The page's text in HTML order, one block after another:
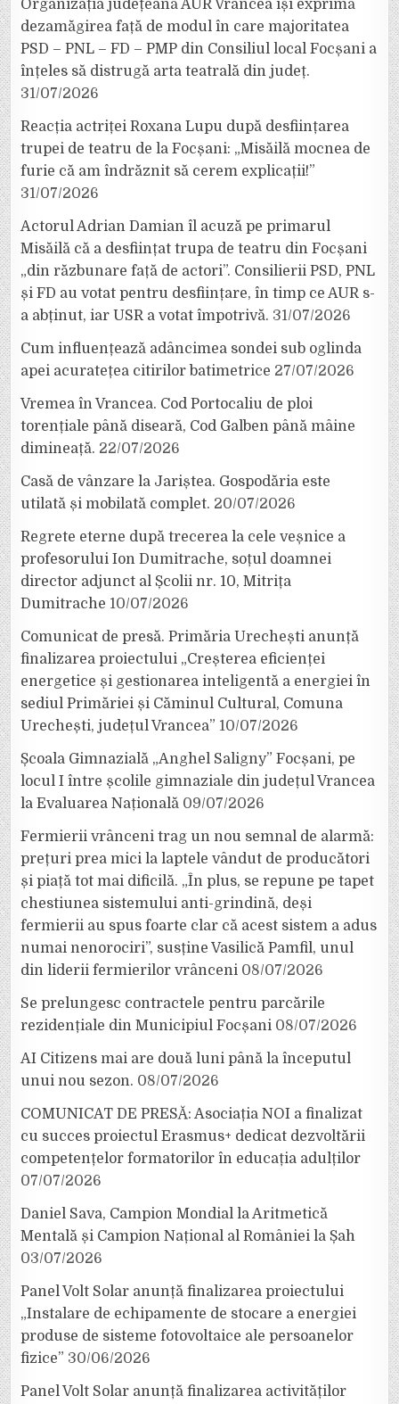
Organizația județeană AUR Vrancea își exprimă
dezamăgirea față de modul în care majoritatea
PSD – PNL – FD – PMP din Consiliul local Focșani a
înțeles să distrugă arta teatrală din județ.
31/07/2026
Reacția actriței Roxana Lupu după desființarea
trupei de teatru de la Focșani: „Misăilă mocnea de
furie că am îndrăznit să cerem explicații!”
31/07/2026
Actorul Adrian Damian îl acuză pe primarul
Misăilă că a desființat trupa de teatru din Focșani
„din răzbunare față de actori”. Consilierii PSD, PNL
și FD au votat pentru desființare, în timp ce AUR s-
a abținut, iar USR a votat împotrivă. 31/07/2026
Cum influențează adâncimea sondei sub oglinda
apei acuratețea citirilor batimetrice 27/07/2026
Vremea în Vrancea. Cod Portocaliu de ploi
torențiale până diseară, Cod Galben până mâine
dimineață. 22/07/2026
Casă de vânzare la Jariștea. Gospodăria este
utilată și mobilată complet. 20/07/2026
Regrete eterne după trecerea la cele veșnice a
profesorului Ion Dumitrache, soțul doamnei
director adjunct al Școlii nr. 10, Mitrița
Dumitrache 10/07/2026
Comunicat de presă. Primăria Urechești anunță
finalizarea proiectului „Creșterea eficienței
energetice și gestionarea inteligentă a energiei în
sediul Primăriei și Căminul Cultural, Comuna
Urechești, județul Vrancea” 10/07/2026
Școala Gimnazială „Anghel Saligny” Focșani, pe
locul I între școlile gimnaziale din județul Vrancea
la Evaluarea Națională 09/07/2026
Fermierii vrânceni trag un nou semnal de alarmă:
prețuri prea mici la laptele vândut de producători
și piață tot mai dificilă. „În plus, se repune pe tapet
chestiunea sistemului anti-grindină, deși
fermierii au spus foarte clar că acest sistem a adus
numai nenorociri”, susține Vasilică Pamfil, unul
din liderii fermierilor vrânceni 08/07/2026
Se prelungesc contractele pentru parcările
rezidențiale din Municipiul Focșani 08/07/2026
AI Citizens mai are două luni până la începutul
unui nou sezon. 08/07/2026
COMUNICAT DE PRESĂ: Asociația NOI a finalizat
cu succes proiectul Erasmus+ dedicat dezvoltării
competențelor formatorilor în educația adulților
07/07/2026
Daniel Sava, Campion Mondial la Aritmetică
Mentală și Campion Național al României la Șah
03/07/2026
Panel Volt Solar anunță finalizarea proiectului
„Instalare de echipamente de stocare a energiei
produse de sisteme fotovoltaice ale persoanelor
fizice” 30/06/2026
Panel Volt Solar anunță finalizarea activităților